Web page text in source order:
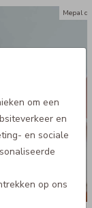
om een
en
en sociale
op ons
60
Mepal